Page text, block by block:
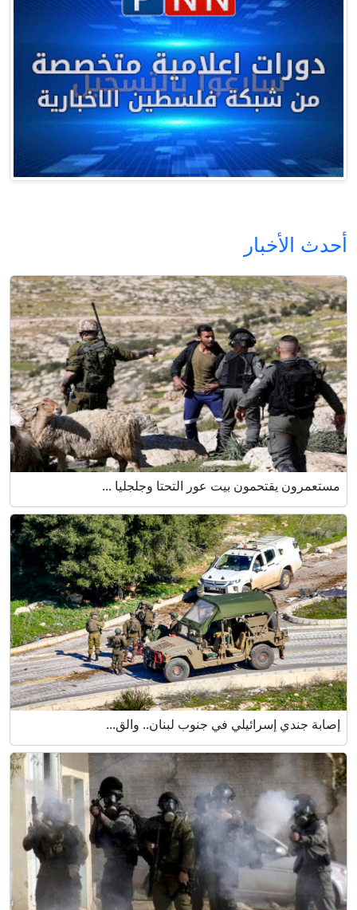
أحدث الأخبار
مستعمرون يقتحمون بيت عور التحتا وجلجليا ...
إصابة جندي إسرائيلي في جنوب لبنان.. والق...